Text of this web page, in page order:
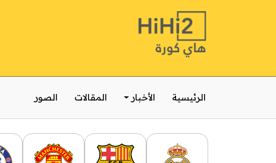
الرئيسية الأخبار المقالات الصور